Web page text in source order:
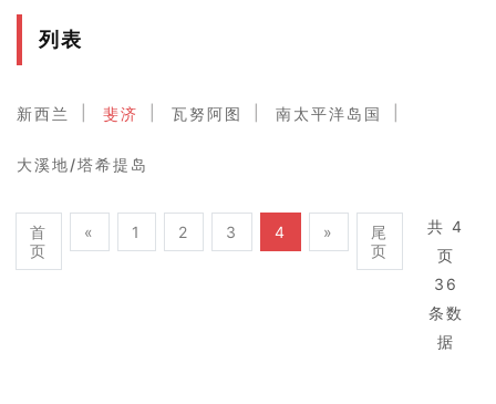
列表
新西兰 斐济 瓦努阿图 南太平洋岛国
大溪地/塔希提岛
首
页
« 1 2 3 4 »
尾
页
共 4
页
36
条数
据